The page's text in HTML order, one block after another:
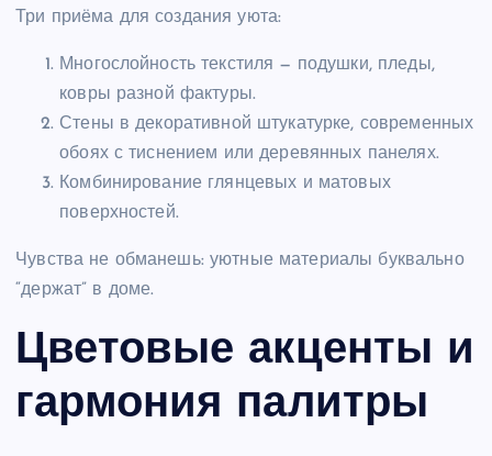
Три приёма для создания уюта:
Многослойность текстиля — подушки, пледы,
ковры разной фактуры.
Стены в декоративной штукатурке, современных
обоях с тиснением или деревянных панелях.
Комбинирование глянцевых и матовых
поверхностей.
Чувства не обманешь: уютные материалы буквально
“держат” в доме.
Цветовые акценты и
гармония палитры